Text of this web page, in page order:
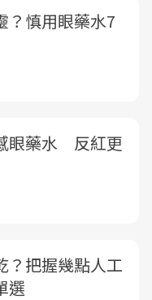
？慎用眼藥水7
眼藥水 反紅更
？把握幾點人工
選